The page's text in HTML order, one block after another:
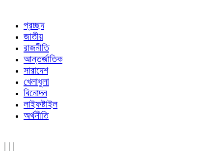
প্রচ্ছদ
জাতীয়
রাজনীতি
আন্তর্জাতিক
সারাদেশ
খেলাধুলা
বিনোদন
লাইফষ্টাইল
অর্থনীতি
| | |